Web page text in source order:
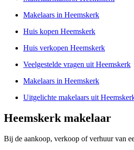
Makelaars in Heemskerk
Huis kopen Heemskerk
Huis verkopen Heemskerk
Veelgestelde vragen uit Heemskerk
Makelaars in Heemskerk
Uitgelichte makelaars uit
Heemskerk makelaar
Bij de aankoop, verkoop of verhuur van